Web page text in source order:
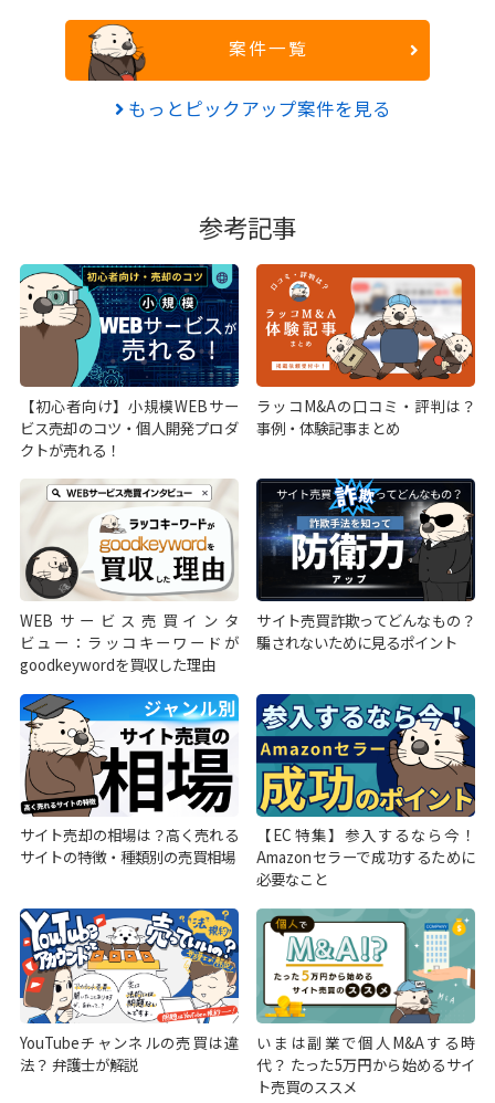
案件一覧
もっとピックアップ案件を見る
参考記事
【初心者向け】小規模WEBサー
ビス売却のコツ・個人開発プロダ
クトが売れる！
ラッコM&Aの口コミ・評判は？
事例・体験記事まとめ
WEBサービス売買インタ
ビュー：ラッコキーワードが
goodkeywordを買収した理由
サイト売買詐欺ってどんなもの？
騙されないために見るポイント
サイト売却の相場は？高く売れる
サイトの特徴・種類別の売買相場
【EC特集】参入するなら今！
Amazonセラーで成功するために
必要なこと
YouTubeチャンネルの売買は違
法？ 弁護士が解説
いまは副業で個人M&Aする時
代？ たった5万円から始めるサイ
ト売買のススメ